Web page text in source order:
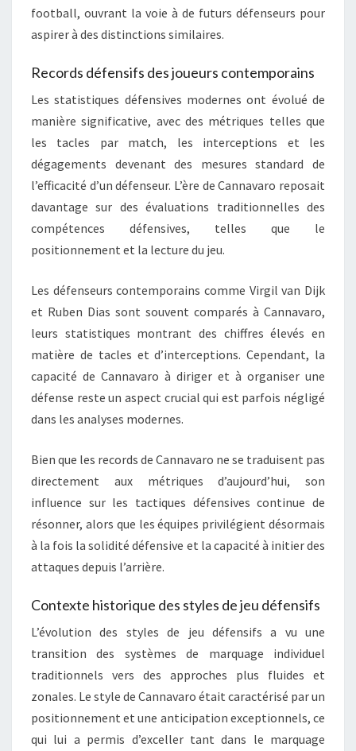
football, ouvrant la voie à de futurs défenseurs pour
aspirer à des distinctions similaires.
Records défensifs des joueurs contemporains
Les statistiques défensives modernes ont évolué de
manière significative, avec des métriques telles que
les tacles par match, les interceptions et les
dégagements devenant des mesures standard de
l’efficacité d’un défenseur. L’ère de Cannavaro reposait
davantage sur des évaluations traditionnelles des
compétences défensives, telles que le
positionnement et la lecture du jeu.
Les défenseurs contemporains comme Virgil van Dijk
et Ruben Dias sont souvent comparés à Cannavaro,
leurs statistiques montrant des chiffres élevés en
matière de tacles et d’interceptions. Cependant, la
capacité de Cannavaro à diriger et à organiser une
défense reste un aspect crucial qui est parfois négligé
dans les analyses modernes.
Bien que les records de Cannavaro ne se traduisent pas
directement aux métriques d’aujourd’hui, son
influence sur les tactiques défensives continue de
résonner, alors que les équipes privilégient désormais
à la fois la solidité défensive et la capacité à initier des
attaques depuis l’arrière.
Contexte historique des styles de jeu défensifs
L’évolution des styles de jeu défensifs a vu une
transition des systèmes de marquage individuel
traditionnels vers des approches plus fluides et
zonales. Le style de Cannavaro était caractérisé par un
positionnement et une anticipation exceptionnels, ce
qui lui a permis d’exceller tant dans le marquage